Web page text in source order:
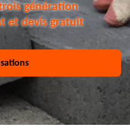
génération
et devis gratuit